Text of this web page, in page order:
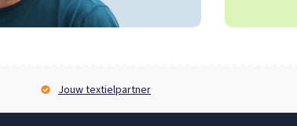
Jouw textielpartner